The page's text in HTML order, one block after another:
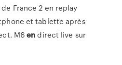
France 2 en replay
et tablette après
M6endirect live sur